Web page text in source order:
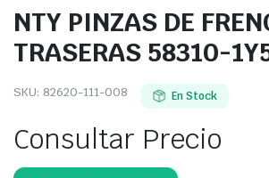
NTY PINZAS DE
TRASERAS 58310-
SKU: 82620-111-008 En Stock
Consultar Precio